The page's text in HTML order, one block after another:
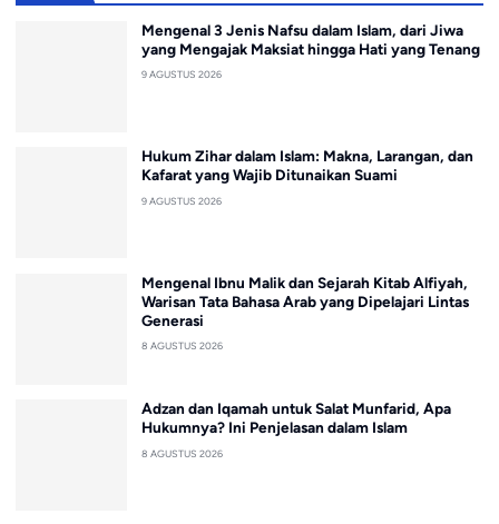
Mengenal 3 Jenis Nafsu dalam Islam, dari Jiwa
yang Mengajak Maksiat hingga Hati yang Tenang
9 AGUSTUS 2026
Hukum Zihar dalam Islam: Makna, Larangan, dan
Kafarat yang Wajib Ditunaikan Suami
9 AGUSTUS 2026
Mengenal Ibnu Malik dan Sejarah Kitab Alfiyah,
Warisan Tata Bahasa Arab yang Dipelajari Lintas
Generasi
8 AGUSTUS 2026
Adzan dan Iqamah untuk Salat Munfarid, Apa
Hukumnya? Ini Penjelasan dalam Islam
8 AGUSTUS 2026